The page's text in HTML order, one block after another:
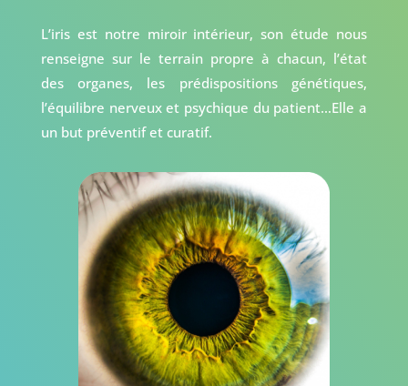
L’iris est notre miroir intérieur, son étude nous
renseigne sur le terrain propre à chacun, l’état
des organes, les prédispositions génétiques,
l’équilibre nerveux et psychique du patient…Elle a
un but préventif et curatif.